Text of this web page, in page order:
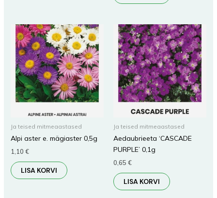
Ja teised mitmeaastased
Alpi aster e. mägiaster 0,5g
1,10 €
LISA KORVI
Ja teised mitmeaastased
Aedaubrieeta ‘CASCADE
PURPLE’ 0,1g
0,65 €
LISA KORVI